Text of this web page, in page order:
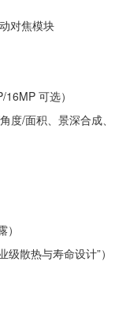
对焦模块
可选）
度/面积、景深合成、
散热与寿命设计”）